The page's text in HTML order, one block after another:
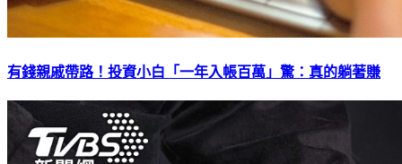
有錢親戚帶路！投資小白「一年入帳百萬」驚：真的躺著賺